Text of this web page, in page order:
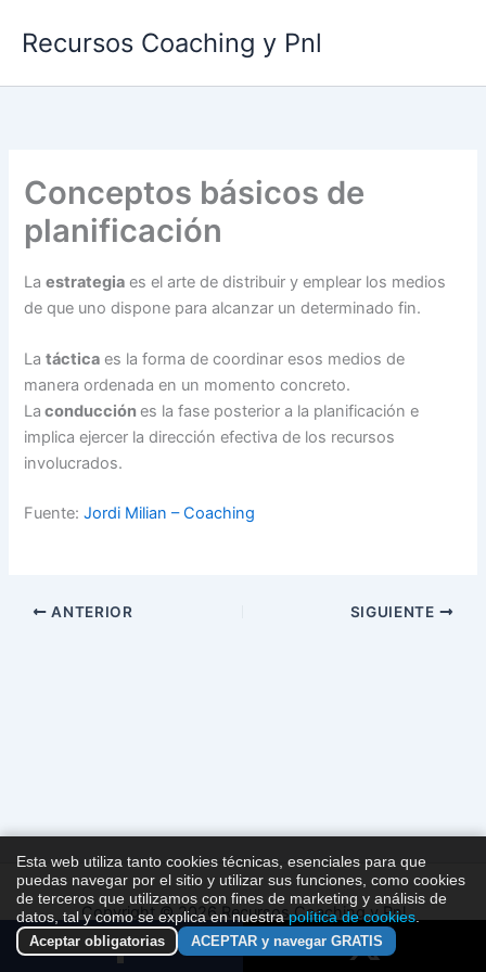
Recursos Coaching y Pnl
Conceptos básicos de
planificación
Laestrategia es el arte de distribuir y emplear los medios
de que uno dispone para alcanzar un determinado fin.
Latáctica es la forma de coordinar esos medios de
manera ordenada en un momento concreto.
La conducciónes la fase posterior a la planificación e
implica ejercer la dirección efectiva de los recursos
involucrados.
Fuente:Jordi Milian – Coaching
ANTERIOR SIGUIENTE
Copyright © 2026 Recursos Coaching y Pnl
Esta web utiliza tanto cookies técnicas, esenciales para que
puedas navegar por el sitio y utilizar sus funciones, como cookies
de terceros que utilizamos con fines de marketing y análisis de
datos, tal y como se explica en nuestrapolítica de cookies.
Aceptar obligatorias ACEPTAR y navegar GRATIS